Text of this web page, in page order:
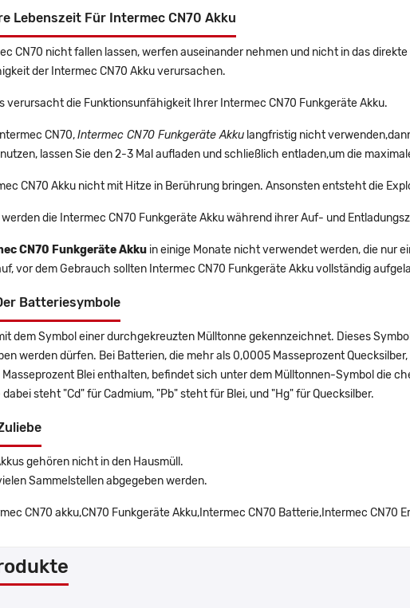
Lebenszeit Für Intermec CN70 Akku
CN70 nicht fallen lassen, werfen auseinander nehmen und nicht in das
der Intermec CN70 Akku verursachen.
verursacht die Funktionsunfähigkeit Ihrer Intermec CN70 Funkgeräte Akku.
CN70,Intermec CN70 Funkgeräte Akku langfristig nicht
lassen Sie den 2-3 Mal aufladen und schließlich entladen,um die
CN70 Akku nicht mit Hitze in Berührung bringen. Ansonsten entsteht die
die Intermec CN70 Funkgeräte Akku während ihrer Auf- und
CN70 Funkgeräte Akku in einige Monate nicht verwendet werden, die nur
vor dem Gebrauch sollten Intermec CN70 Funkgeräte Akku vollständig
Batteriesymbole
dem Symbol einer durchgekreuzten Mülltonne gekennzeichnet. Dieses
werden dürfen. Bei Batterien, die mehr als 0,0005 Masseprozent
Blei enthalten, befindet sich unter dem Mülltonnen-Symbol die
steht "Cd" für Cadmium, "Pb" steht für Blei, und "Hg" für Quecksilber.
gehören nicht in den Hausmüll.
Sammelstellen abgegeben werden.
CN70 akku,CN70 Funkgeräte Akku,Intermec CN70 Batterie,Intermec CN70